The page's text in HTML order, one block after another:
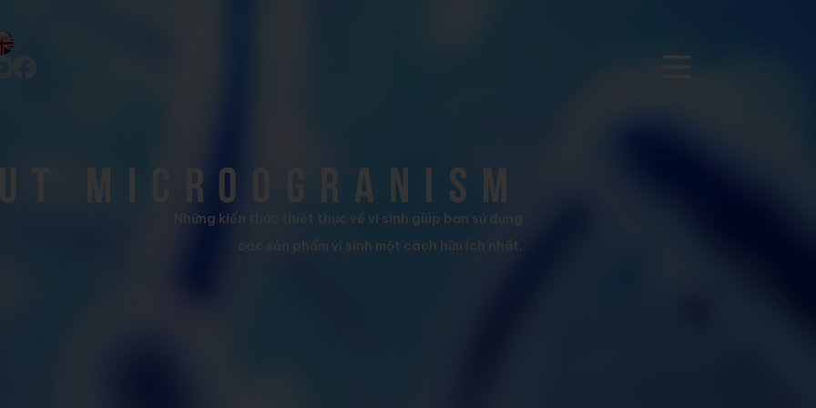
microogranism
Những kiến thức thiết thực về vi sinh giúp bạn sử dụng
các sản phẩm vi sinh một cách hữu ích nhất.